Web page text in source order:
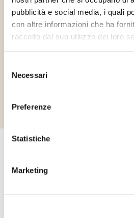
pubblicità e social media, i quali
con altre informazioni che ha
raccolto dal suo utilizzo dei loro
delNecessari
Preferenze
Statistiche
Marketing
Kód
Kérjük ne habozzon kapcsolatba